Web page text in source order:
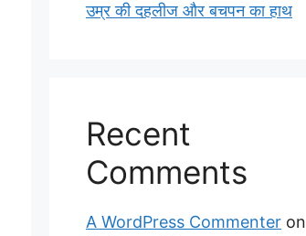
उम्र की दहलीज और बचपन का हाथ
Recent
Comments
A WordPress Commenter on